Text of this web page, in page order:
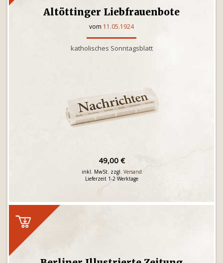
Altöttinger Liebfrauenbote
vom 11.05.1924
katholisches Sonntagsblatt
49,00 €
inkl. MwSt. zzgl. Versand
Lieferzeit 1-2 Werktage